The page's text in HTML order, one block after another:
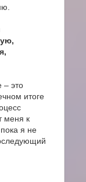
– это
итоге
меня к
я не